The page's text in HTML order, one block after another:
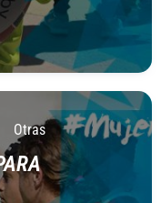
Otras